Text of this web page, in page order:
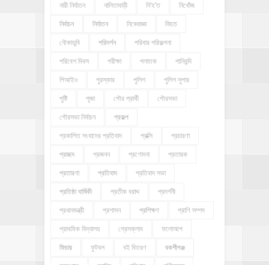
নারী নির্যাতন নালিতাবাড়ী নি'হ'ত নিখোঁজ
নির্বাচন নির্যাতন নিষেধাজ্ঞা নিহত
নৌকাডুবি পরিদর্শন পরিবার পরিকল্পনা
পরিবেশ দিবস পরীক্ষা পলাতক পানিবন্দি
পিআইও পুরস্কার পুলিশ পুলিশ সুপার
পুষ্টি পূজা পৌর প্রার্থী পৌরসভা
পৌরসভা নির্বাচন প্রকল্প
প্রকাশিত সংবাদের প্রতিবাদ প্রক্সি প্রচারণা
প্রচ্ছদ প্রজনন প্রণোদনা প্রতারক
প্রতারণা প্রতিবাদ প্রতিবাদ সভা
প্রতিষ্ঠা বার্ষিকী প্রতীক বরাদ্দ প্রদর্শনী
প্রধানমন্ত্রী প্রশাসন প্রশিক্ষণ প্রাণি সম্পদ
প্রাথমিক বিদ্যালয় প্রেসক্লাব ফলোআপ
ফিচার ফুটবল বই বিতরণ বকশীগঞ্জ